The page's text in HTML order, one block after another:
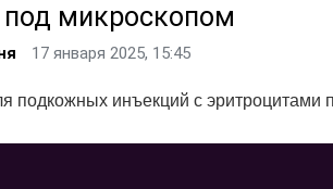
под микроскопом
17 января 2025, 15:45
подкожных инъекций с эритроцитами